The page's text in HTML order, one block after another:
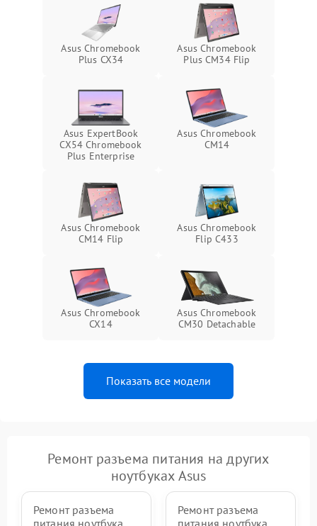
оперативной памяти:
вылеты приложений,
синие экраны
Подробнее →
Проблемы Wi‑Fi или
Asus Chromebook
Plus CX34
Asus Chromebook
Plus CM34 Flip
Asus ExpertBook
CX54 Chromebook
Plus Enterprise
Asus Chromebook
CM14
Asus Chromebook
CM14 Flip
Asus Chromebook
Flip C433
Asus Chromebook
CX14
Asus Chromebook
CM30 Detachable
Показать все модели
Ремонт разъема питания на других
ноутбуках Asus
Ремонт разъема
Ремонт разъема